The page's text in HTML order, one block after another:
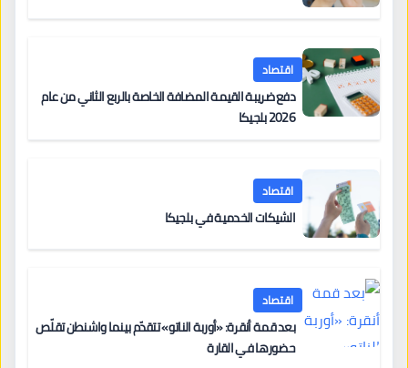
اقتصاد
دفع ضريبة القيمة المضافة الخاصة بالربع الثاني من عام
2026 بلجيكا
اقتصاد
الشيكات الخدمية في بلجيكا
اقتصاد
بعد قمة أنقرة: «أوربة الناتو» تتقدّم بينما واشنطن تقلّص
حضورها في القارة